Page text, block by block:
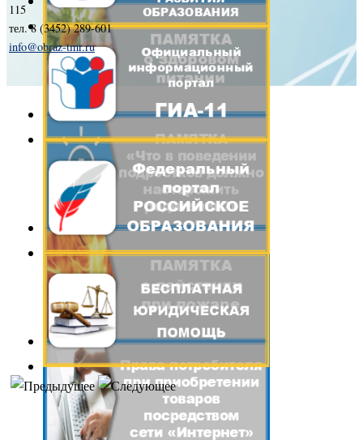
115
тел. 8 (3452) 289-601
info@obraz-tmr.ru